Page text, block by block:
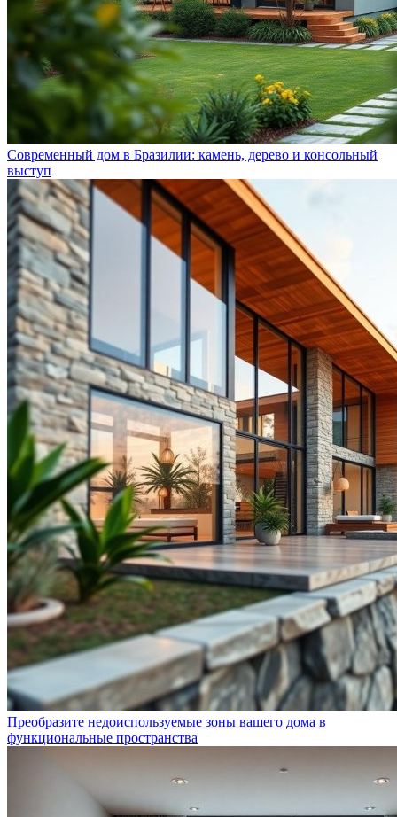
Современный дом в Бразилии: камень, дерево и консольный
выступ
Преобразите недоиспользуемые зоны вашего дома в
функциональные пространства